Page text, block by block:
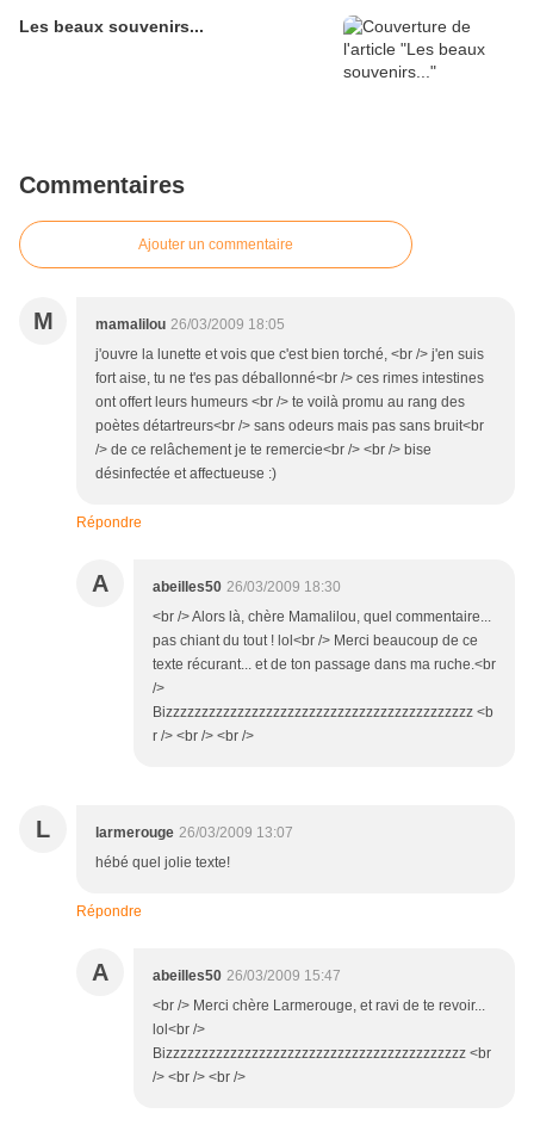
Les beaux souvenirs...
Commentaires
Ajouter un commentaire
M mamalilou 26/03/2009 18:05
j'ouvre la lunette et vois que c'est bien torché, <br /> j'en suis
fort aise, tu ne t'es pas déballonné<br /> ces rimes intestines
ont offert leurs humeurs <br /> te voilà promu au rang des
poètes détartreurs<br /> sans odeurs mais pas sans bruit<br
/> de ce relâchement je te remercie<br /> <br /> bise
désinfectée et affectueuse :)
Répondre
A abeilles50 26/03/2009 18:30
<br /> Alors là, chère Mamalilou, quel commentaire...
pas chiant du tout ! lol<br /> Merci beaucoup de ce
texte récurant... et de ton passage dans ma ruche.<br
/>
Bizzzzzzzzzzzzzzzzzzzzzzzzzzzzzzzzzzzzzzzzzzz <b
r /> <br /> <br />
L larmerouge 26/03/2009 13:07
hébé quel jolie texte!
Répondre
A abeilles50 26/03/2009 15:47
<br /> Merci chère Larmerouge, et ravi de te revoir...
lol<br />
Bizzzzzzzzzzzzzzzzzzzzzzzzzzzzzzzzzzzzzzzzzz <br
/> <br /> <br />